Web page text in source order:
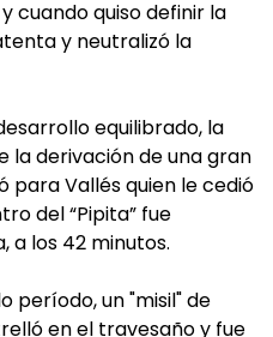
cuando quiso definir la
y neutralizó la
equilibrado, la
derivación de una gran
para Vallés quien le cedió
del “Pipita” fue
a los 42 minutos.
período, un "misil" de
en el travesaño y fue